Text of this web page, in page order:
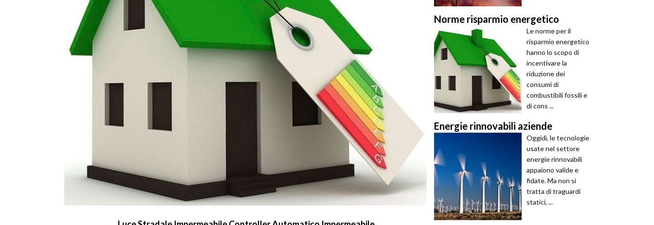
Norme risparmio energetico
Le norme per il
risparmio energetico
hanno lo scopo di
incentivare la
riduzione dei
consumi di
combustibili fossili e
di cons ...
Energie rinnovabili aziende
Oggidì, le tecnologie
usate nel settore
energie rinnovabili
appaiono valide e
fidate. Ma non si
tratta di traguardi
statici, ...